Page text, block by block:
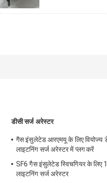
डीसी सर्ज अरेस्टर
गैस इंसुलेटेड आरएमयू के लिए वियोज्य
लाइटनिंग सर्ज अरेस्टर में प्लग करें
SF6 गैस इंसुलेटेड स्विचगियर के लिए
लाइटनिंग सर्ज अरेस्टर